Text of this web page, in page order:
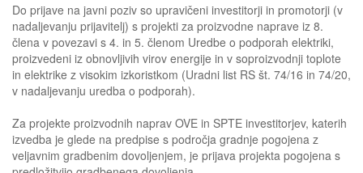
Do prijave na javni poziv so upravičeni investitorji in promotorji (v
nadaljevanju prijavitelj) s projekti za proizvodne naprave iz 8.
člena v povezavi s 4. in 5. členom Uredbe o podporah elektriki,
proizvedeni iz obnovljivih virov energije in v soproizvodnji toplote
in elektrike z visokim izkoristkom (Uradni list RS št. 74/16 in 74/20,
v nadaljevanju uredba o podporah).
Za projekte proizvodnih naprav OVE in SPTE investitorjev, katerih
izvedba je glede na predpise s področja gradnje pogojena z
veljavnim gradbenim dovoljenjem, je prijava projekta pogojena s